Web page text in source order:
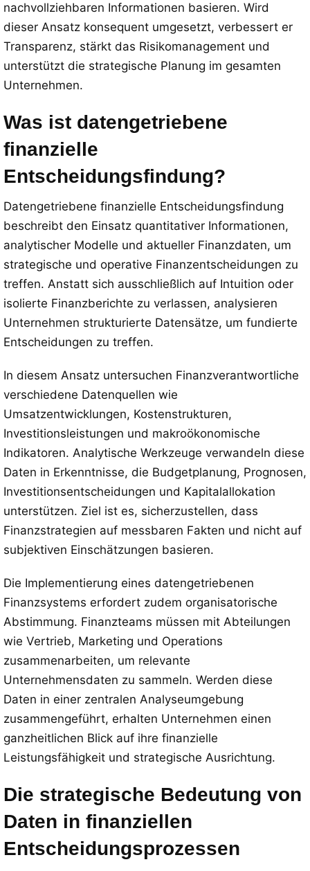
nachvollziehbaren Informationen basieren. Wird
dieser Ansatz konsequent umgesetzt, verbessert er
Transparenz, stärkt das Risikomanagement und
unterstützt die strategische Planung im gesamten
Unternehmen.
Was ist datengetriebene
finanzielle
Entscheidungsfindung?
Datengetriebene finanzielle Entscheidungsfindung
beschreibt den Einsatz quantitativer Informationen,
analytischer Modelle und aktueller Finanzdaten, um
strategische und operative Finanzentscheidungen zu
treffen. Anstatt sich ausschließlich auf Intuition oder
isolierte Finanzberichte zu verlassen, analysieren
Unternehmen strukturierte Datensätze, um fundierte
Entscheidungen zu treffen.
In diesem Ansatz untersuchen Finanzverantwortliche
verschiedene Datenquellen wie
Umsatzentwicklungen, Kostenstrukturen,
Investitionsleistungen und makroökonomische
Indikatoren. Analytische Werkzeuge verwandeln diese
Daten in Erkenntnisse, die Budgetplanung, Prognosen,
Investitionsentscheidungen und Kapitalallokation
unterstützen. Ziel ist es, sicherzustellen, dass
Finanzstrategien auf messbaren Fakten und nicht auf
subjektiven Einschätzungen basieren.
Die Implementierung eines datengetriebenen
Finanzsystems erfordert zudem organisatorische
Abstimmung. Finanzteams müssen mit Abteilungen
wie Vertrieb, Marketing und Operations
zusammenarbeiten, um relevante
Unternehmensdaten zu sammeln. Werden diese
Daten in einer zentralen Analyseumgebung
zusammengeführt, erhalten Unternehmen einen
ganzheitlichen Blick auf ihre finanzielle
Leistungsfähigkeit und strategische Ausrichtung.
Die strategische Bedeutung von
Daten in finanziellen
Entscheidungsprozessen